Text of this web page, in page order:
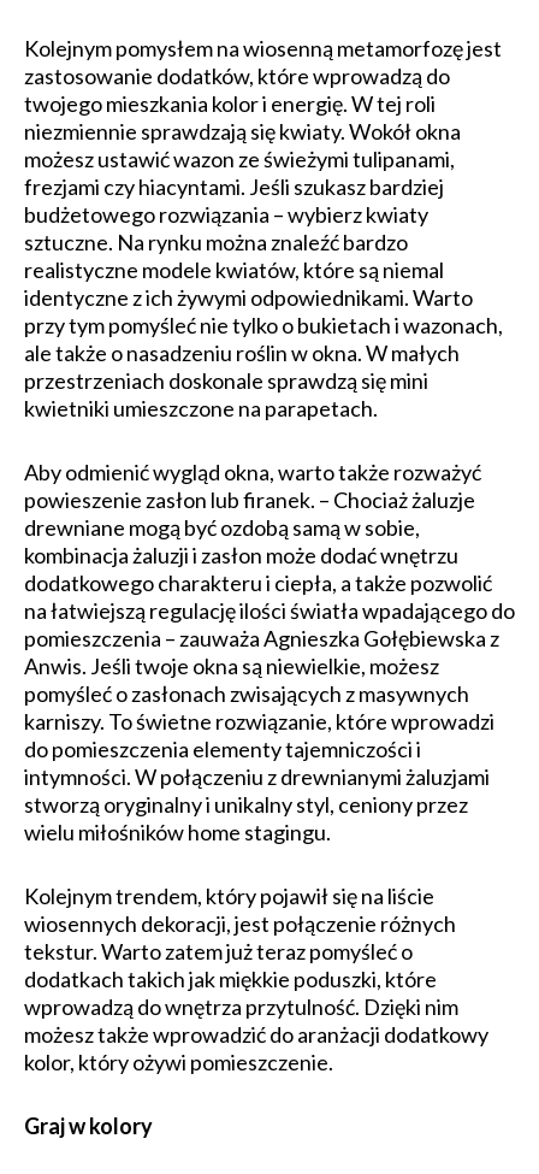
Kolejnym pomysłem na wiosenną metamorfozę jest
zastosowanie dodatków, które wprowadzą do
twojego mieszkania kolor i energię. W tej roli
niezmiennie sprawdzają się kwiaty. Wokół okna
możesz ustawić wazon ze świeżymi tulipanami,
frezjami czy hiacyntami. Jeśli szukasz bardziej
budżetowego rozwiązania – wybierz kwiaty
sztuczne. Na rynku można znaleźć bardzo
realistyczne modele kwiatów, które są niemal
identyczne z ich żywymi odpowiednikami. Warto
przy tym pomyśleć nie tylko o bukietach i wazonach,
ale także o nasadzeniu roślin w okna. W małych
przestrzeniach doskonale sprawdzą się mini
kwietniki umieszczone na parapetach.
Aby odmienić wygląd okna, warto także rozważyć
powieszenie zasłon lub firanek. – Chociaż żaluzje
drewniane mogą być ozdobą samą w sobie,
kombinacja żaluzji i zasłon może dodać wnętrzu
dodatkowego charakteru i ciepła, a także pozwolić
na łatwiejszą regulację ilości światła wpadającego do
pomieszczenia – zauważa Agnieszka Gołębiewska z
Anwis. Jeśli twoje okna są niewielkie, możesz
pomyśleć o zasłonach zwisających z masywnych
karniszy. To świetne rozwiązanie, które wprowadzi
do pomieszczenia elementy tajemniczości i
intymności. W połączeniu z drewnianymi żaluzjami
stworzą oryginalny i unikalny styl, ceniony przez
wielu miłośników home stagingu.
Kolejnym trendem, który pojawił się na liście
wiosennych dekoracji, jest połączenie różnych
tekstur. Warto zatem już teraz pomyśleć o
dodatkach takich jak miękkie poduszki, które
wprowadzą do wnętrza przytulność. Dzięki nim
możesz także wprowadzić do aranżacji dodatkowy
kolor, który ożywi pomieszczenie.
Graj w kolory